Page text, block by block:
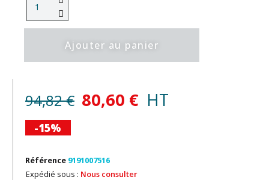
Ajouter au panier
94,82 € 80,60 € HT
-15%
Référence 9191007516
Expédié sous : Nous consulter